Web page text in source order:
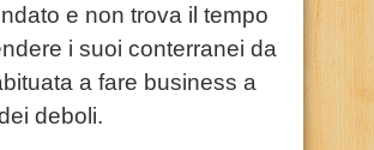
e non trova il tempo
i suoi conterranei da
a fare business a
deboli.